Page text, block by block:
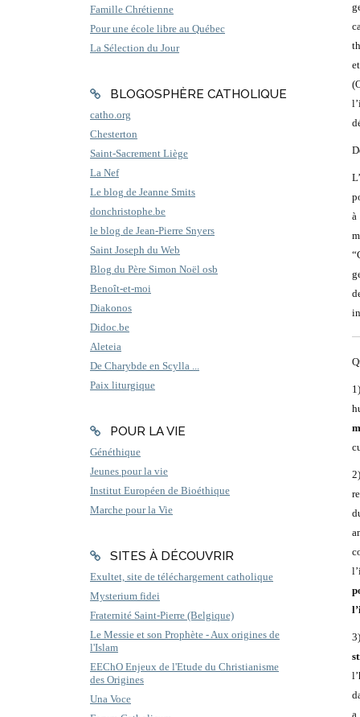
Famille Chrétienne
Pour une école libre au Québec
La Sélection du Jour
BLOGOSPHÈRE CATHOLIQUE
catho.org
Chesterton
Saint-Sacrement Liège
La Nef
Le blog de Jeanne Smits
donchristophe.be
le blog de Jean-Pierre Snyers
Saint Joseph du Web
Blog du Père Simon Noël osb
Benoît-et-moi
Diakonos
Didoc.be
Aleteia
De Charybde en Scylla ...
Paix liturgique
POUR LA VIE
Généthique
Jeunes pour la vie
Institut Européen de Bioéthique
Marche pour la Vie
SITES À DÉCOUVRIR
Exultet, site de téléchargement catholique
Mysterium fidei
Fraternité Saint-Pierre (Belgique)
Le Messie et son Prophète - Aux origines de
l'Islam
EEChO Enjeux de l'Etude du Christianisme
des Origines
Una Voce
à
a